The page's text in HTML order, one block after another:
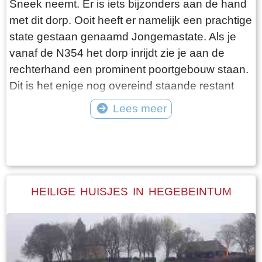
en vangen regelmatig bot bij Laaksum. Ik hoor
dat de ze inmiddels aardig op leeftijd zijn, in
ieder geval over de zestig. Ik hoop dat ze het
nog even kunnen volhouden tot aan hun
pensioenleeftijd. Want zodra zij ermee stoppen
vangt iedereen bot bij Laaksum.
Sneek neemt. Er is iets bijzonders aan de hand
met dit dorp. Ooit heeft er namelijk een prachtige
state gestaan genaamd Jongemastate. Als je
vanaf de N354 het dorp inrijdt zie je aan de
rechterhand een prominent poortgebouw staan.
Dit is het enige nog overeind staande restant
van Jongemastate. Het poortgebouw geeft
toegang tot het park Jongemastate. In het
aub”. Het is de moeite waard om het park eens
heeft. Grote brokken zandsteen liggen her en
der verspreid door het park alsof er een enorme
explosie heeft plaatsgevonden. Niets is minder
Lees meer
HEILIGE HUISJES IN HEGEBEINTUM